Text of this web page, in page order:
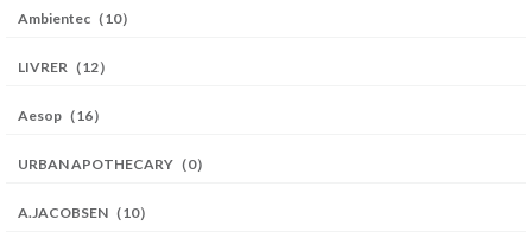
Ambientec（10）
LIVRER（12）
Aesop（16）
URBAN APOTHECARY（0）
A.JACOBSEN（10）